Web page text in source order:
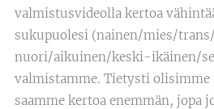
valmistusvideolla kertoa
sukupuolesi (nainen/mies/
nuori/aikuinen/keski-ikäinen/
valmistamme. Tietysti olisimme
saamme kertoa enemmän, jopa